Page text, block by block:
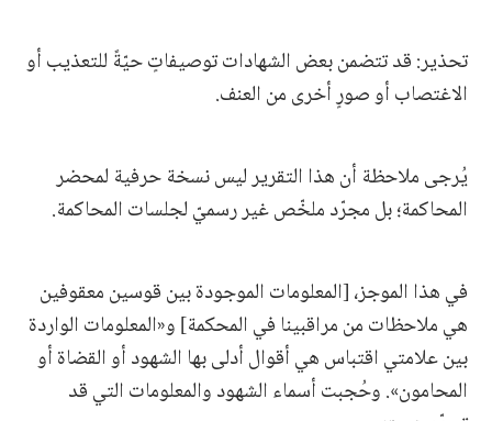
تحذير: قد تتضمن بعض الشهادات توصيفاتٍ حيّةً للتعذيب أو
الاغتصاب أو صورٍ أخرى من العنف.
يُرجى ملاحظة أن هذا التقرير ليس نسخة حرفية لمحضر
المحاكمة؛ بل مجرّد ملخّص غير رسميّ لجلسات المحاكمة.
في هذا الموجز، [المعلومات الموجودة بين قوسين معقوفين
هي ملاحظات من مراقبينا في المحكمة] و«المعلومات الواردة
بين علامتي اقتباس هي أقوال أدلى بها الشهود أو القضاة أو
المحامون». وحُجبت أسماء الشهود والمعلومات التي قد